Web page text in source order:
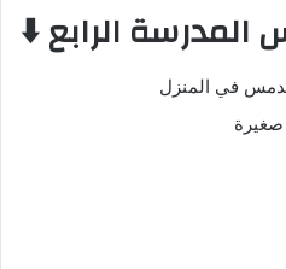
الرابع ⬇️
في المنزل